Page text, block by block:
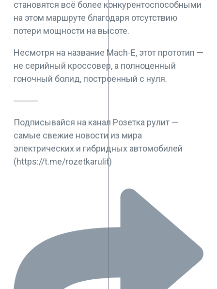
становятся всё более конкурентоспособными
на этом маршруте благодаря отсутствию
потери мощности на высоте.
Несмотря на название Mach-E, этот прототип —
не серийный кроссовер, а полноценный
гоночный болид, построенный с нуля.
⸻
Подписывайся на канал Розетка рулит —
самые свежие новости из мира
электрических и гибридных автомобилей
(https://t.me/rozetkarulit)